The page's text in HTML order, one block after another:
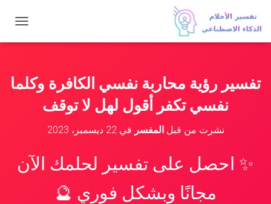
ب
ا
تفسير رؤية محاربة نفسي الكافرة وكلما
نفسي تكفر أقول لهل لا توقف
نشرت من قبلالمفسر في22 ديسمبر، 2023
✨ احصل على تفسير لحلمك الآن
مجانًا وبشكل فوري 🔮